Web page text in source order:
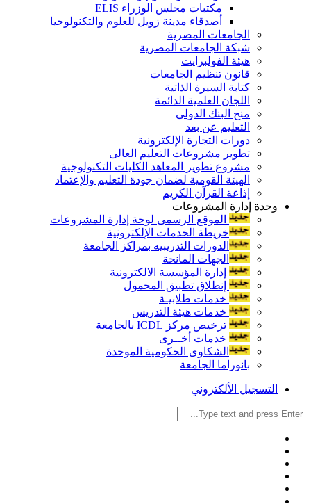
مكتبات مجلس الوزراء ELIS
أصدقاء مدينة زويل للعلوم والتكنولوجيا
الجامعات المصرية
شبكة الجامعات المصرية
هيئة الفولبرايت
قانون تنظيم الجامعات
كتابة السيرة الذاتية
اللجان العلمية الدائمة
منح البنك الدولى
التعليم عن بعد
دورات التجارة الإلكترونية
تطوير مشروعات التعليم العالى
مشروع تطوير المعاهد الكليات التكنولوجية
الهيئة القومية لضمان جودة التعليم والإعتماد
إذاعة القرآن الكريم
وحدة إدارة المشروعات
الموقع الرسمى لوحة إدارة المشروعات
خريطة الخدمات الإلكترونية
الدورات التدريبيه بمراكز الجامعة
الجهات المانحة
إدارة المؤسسة الالكترونية
إنطلاق تطبيق المحمول
خدمات طلابيـة
خدمات هيئة التدريس
ترخيص مركز ICDL بالجامعة
خدمات أخــرى
الشكاوى الحكومية الموحدة
بانوراما الجامعة
التسجيل الألكتروني